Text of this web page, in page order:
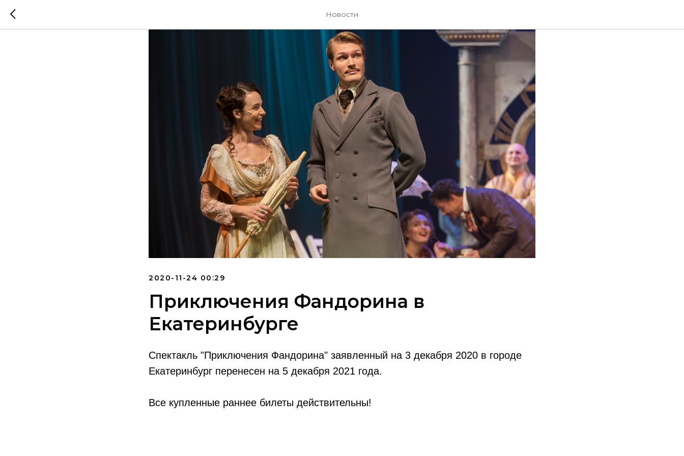
Новости
2020-11-24 00:29
Приключения Фандорина в
Екатеринбурге
Спектакль "Приключения Фандорина" заявленный на 3 декабря 2020 в городе
Екатеринбург перенесен на 5 декабря 2021 года.
Все купленные раннее билеты действительны!